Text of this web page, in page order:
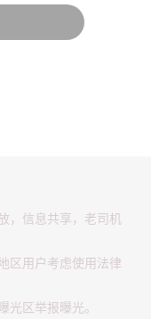
，信息共享，老司机
区用户考虑使用法律
光区举报曝光。